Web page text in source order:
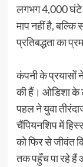
लगभग 4,000 घंटे
माप नहीं है, बल्कि
प्रतिबद्धता का
कंपनी के प्रयासों ने
की हैं। ओडिशा के
पहल ने युवा
चैंपियनशिप में
को फिर से जीवंत
तक पहुँच पा रहे हैं